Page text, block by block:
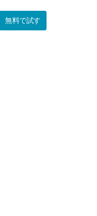
無料で試す